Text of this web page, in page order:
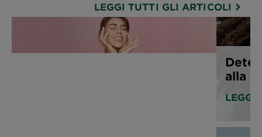
LEGGI TUTTI GLI ARTICOLI
alla
LEGGI